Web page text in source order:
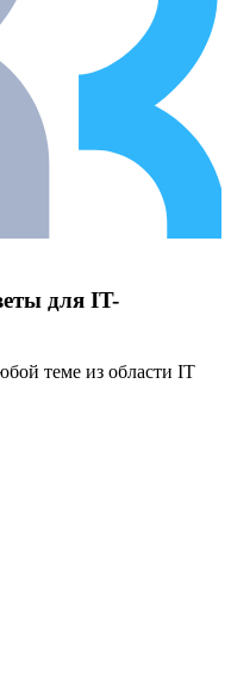
для IT-
теме из области IT